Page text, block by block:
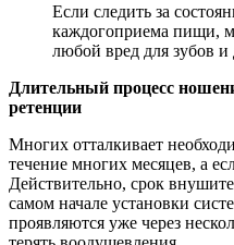
Если следить за
каждогоприема пищи,
любой вред для зубов и
Длительный процесс
ретенции
Многих отталкивает
течение многих месяцев, а
Действительно, срок
самом начале установки
проявляются уже через